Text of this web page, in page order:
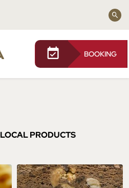
principale
BOOKING
LOCAL PRODUCTS